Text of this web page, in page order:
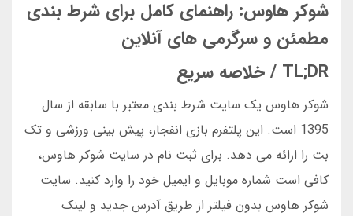
شوکر هاوس: راهنمای کامل برای شرط بندی
مطمئن و سرگرمی های آنلاین
TL;DR / خلاصه سریع
شوکر هاوس یک سایت شرط بندی معتبر با سابقه از سال
1395 است. این پلتفرم بازی انفجار، پیش بینی ورزشی و تک
بت را ارائه می دهد. برای ثبت نام در سایت شوکر هاوس،
کافی است شماره موبایل و ایمیل خود را وارد کنید. سایت
شوکر هاوس بدون فیلتر از طریق آدرس جدید و لینک